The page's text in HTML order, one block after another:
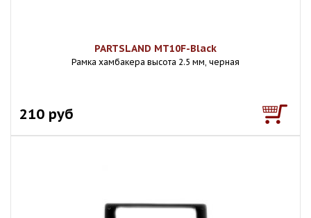
PARTSLAND MT10F-Black
Рамка хамбакера высота 2.5 мм, черная
210 руб